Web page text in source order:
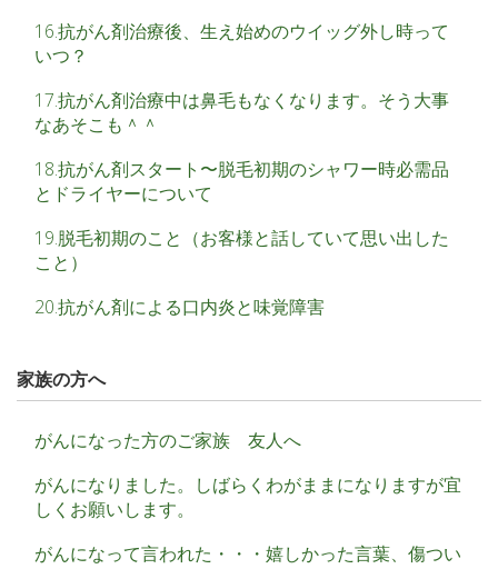
16.抗がん剤治療後、生え始めのウイッグ外し時って
いつ？
17.抗がん剤治療中は鼻毛もなくなります。そう大事
なあそこも＾＾
18.抗がん剤スタート〜脱毛初期のシャワー時必需品
とドライヤーについて
19.脱毛初期のこと（お客様と話していて思い出した
こと）
20.抗がん剤による口内炎と味覚障害
家族の方へ
がんになった方のご家族 友人へ
がんになりました。しばらくわがままになりますが宜
しくお願いします。
がんになって言われた・・・嬉しかった言葉、傷つい